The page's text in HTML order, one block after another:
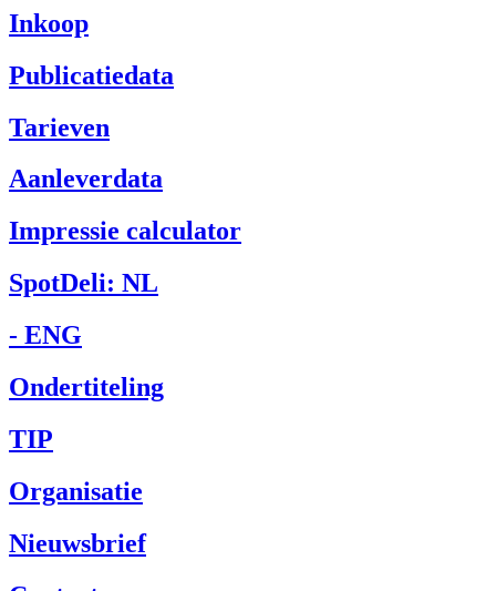
Inkoop
Publicatiedata
Tarieven
Aanleverdata
Impressie calculator
SpotDeli: NL
- ENG
Ondertiteling
TIP
Organisatie
Nieuwsbrief